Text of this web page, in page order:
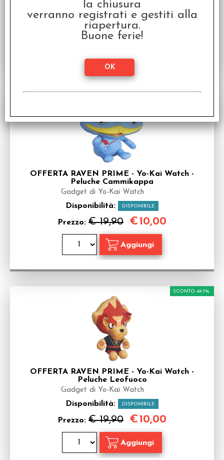
Disponibilità: DISPONIBILE
Prezzo:€ 9,95 € 4,98
OFFERTA RAVEN PRIME - Yo-Kai Watch -
Peluche Cammikappa
Gadget di Yo-Kai Watch
Disponibilità: DISPONIBILE
Prezzo: € 19,90
SCONTO 49.7%
€10,00
OFFERTA RAVEN PRIME - Yo-Kai Watch -
Peluche Leofuoco
Gadget di Yo-Kai Watch
Disponibilità: DISPONIBILE
Prezzo: € 19,90
SCONTO 49.7%
€10,00
la chiusura
verranno registrati e gestiti alla
riapertura.
Buone ferie!